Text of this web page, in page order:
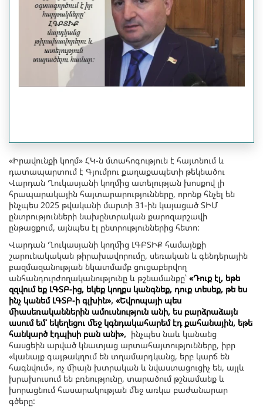
«Իրավունքի կողմ» ՀԿ-ն մտահոգություն է հայտնում և
դատապարտում է Գյումրու քաղաքապետի թեկնածու
Վարդան Ղուկասյանի կողմից ատելության խոսքով լի
հրապարակային հայտարարությունները, որոնք հնչել են
ինչպես 2025 թվականի մարտի 31-ին կայացած ՏԻՄ
ընտրությունների նախընտրական քարոզարշավի
ընթացքում, այնպես էլ ընտրություններից հետո:
Վարդան Ղուկասյանի կողմից ԼԳԲՏԻՔ համայնքի
շարունակական թիրախավորումը, սեռական և գենդերային
բազմազանության նկատմամբ ցուցաբերվող
անհանդուրժողականությունը և թշնամանքը՝ «Դուք էլ, եթե
զզվում եք ԼԳՏԲ-ից, եկեք կողքս կանգնեք, դուք տեսեք, թե ես
ինչ կանեմ ԼԳՏԲ-ի գլխին», «Եվրոպայի պես
միասեռականներին ամուսնություն անի, ես բարձրաձայն
ասում եմ՝ եկեղեցու մեջ կգնդակահարեմ էդ քահանային, եթե
հանկարծ էդպիսի բան անի», ինչպես նաև կանանց
հասցեին արված կնատյաց արտահայտությունները, իբր
«կանայք գայթակղում են տղամարդկանց, երբ կարճ են
հագնվում», ոչ միայն խտրական և նվաստացուցիչ են, այլև
խրախուսում են բռնությունը, տարածում թշնամանք և
խորացնում հասարակության մեջ առկա բաժանարար
գծերը: